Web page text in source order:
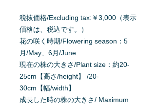
税抜価格/Excluding tax:￥3,000（表示
価格は、税込です。）
花の咲く時期/Flowering season：5
月/May、6月/June
現在の株の大きさ/Plant size：約20-
25cm【高さ/height】 /20-
30cm【幅/width】
成長した時の株の大きさ/ Maximum